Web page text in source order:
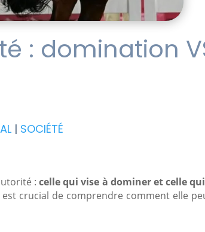
: domination
| SOCIÉTÉ
:celle qui vise à dominer et celle
crucial de comprendre comment elle